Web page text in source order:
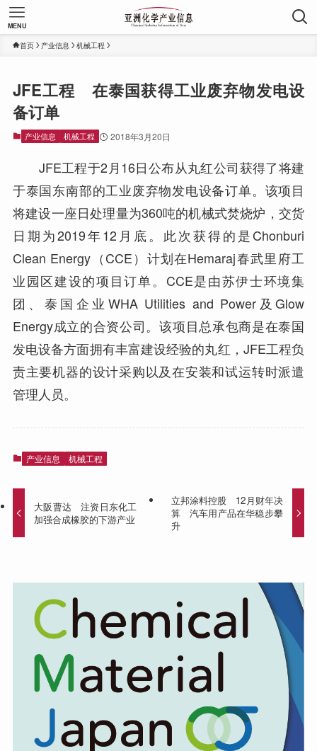
MENU
首页 产业信息 机械工程
JFE工程 在泰国获得工业废弃物发电设
备订单
产业信息 机械工程 2018年3月20日
JFE工程于2月16日公布从丸红公司获得了将建
于泰国东南部的工业废弃物发电设备订单。该项目
将建设一座日处理量为360吨的机械式焚烧炉，交货
日期为2019年12月底。此次获得的是Chonburi
Clean Energy（CCE）计划在Hemaraj春武里府工
业园区建设的项目订单。CCE是由苏伊士环境集
团、泰国企业WHA Utilities and Power及Glow
Energy成立的合资公司。该项目总承包商是在泰国
发电设备方面拥有丰富建设经验的丸红，JFE工程负
责主要机器的设计采购以及在安装和试运转时派遣
管理人员。
产业信息 机械工程
大阪曹达 注资日东化工
加强合成橡胶的下游产业
立邦涂料控股 12月财年决
算 汽车用产品在华稳步攀
升